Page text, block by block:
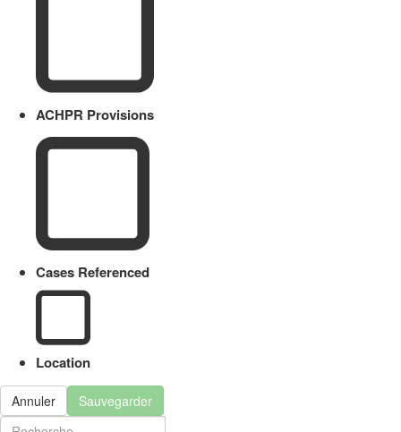
ACHPR Provisions
Cases Referenced
Location
Annuler Sauvegarder